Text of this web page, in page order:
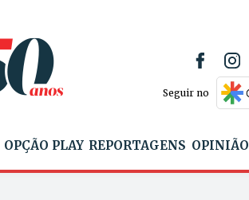
Seguir no
OPÇÃO PLAY REPORTAGENS OPINIÃO